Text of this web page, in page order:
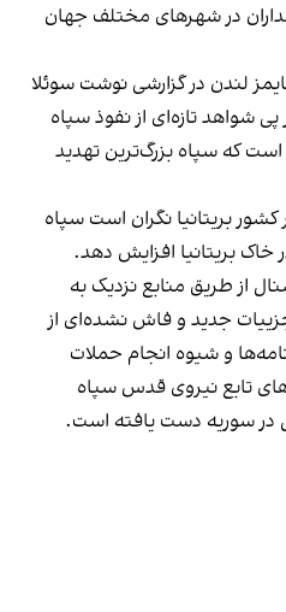
در شهرهای مختلف جهان
لندن در گزارشی نوشت سوئلا
پی شواهد تازه‌ای از نفوذ سپاه
که سپاه بزرگ‌ترین تهدید
کشور بریتانیا نگران است سپاه
خاک بریتانیا افزایش دهد.
از طریق منابع نزدیک به
جدید و فاش‌ نشده‌ای از
و شیوه انجام حملات
تابع نیروی قدس سپاه
در سوریه دست یافته است.